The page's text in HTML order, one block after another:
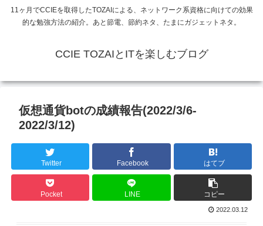
11ヶ月でCCIEを取得したTOZAIによる、ネットワーク系資格に向けての効果
的な勉強方法の紹介。あと節電、節約ネタ、たまにガジェットネタ。
CCIE TOZAIとITを楽しむブログ
仮想通貨botの成績報告(2022/3/6-
2022/3/12)
Twitter Facebook はてブ
Pocket LINE コピー
2022.03.12